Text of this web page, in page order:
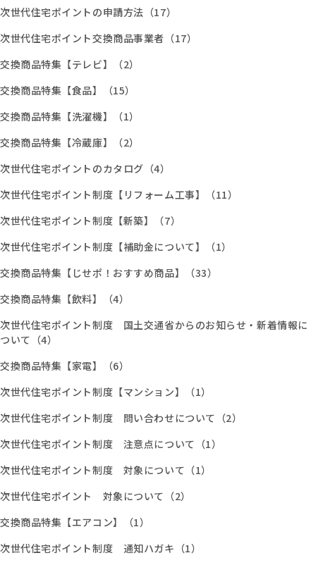
次世代住宅ポイントの申請方法（17）
次世代住宅ポイント交換商品事業者（17）
交換商品特集【テレビ】（2）
交換商品特集【食品】（15）
交換商品特集【洗濯機】（1）
交換商品特集【冷蔵庫】（2）
次世代住宅ポイントのカタログ（4）
次世代住宅ポイント制度【リフォーム工事】（11）
次世代住宅ポイント制度【新築】（7）
次世代住宅ポイント制度【補助金について】（1）
交換商品特集【じせポ！おすすめ商品】（33）
交換商品特集【飲料】（4）
次世代住宅ポイント制度 国土交通省からのお知らせ・新着情報に
ついて（4）
交換商品特集【家電】（6）
次世代住宅ポイント制度【マンション】（1）
次世代住宅ポイント制度 問い合わせについて（2）
次世代住宅ポイント制度 注意点について（1）
次世代住宅ポイント制度 対象について（1）
次世代住宅ポイント 対象について（2）
交換商品特集【エアコン】（1）
次世代住宅ポイント制度 通知ハガキ（1）